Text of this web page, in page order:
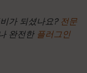
가 되셨나요? 전문
완전한 플러그인